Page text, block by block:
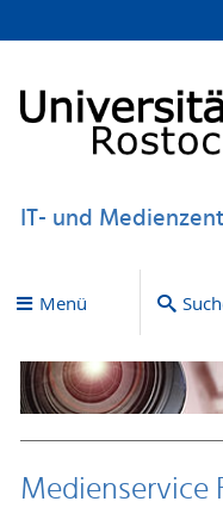
IT- und
Menü